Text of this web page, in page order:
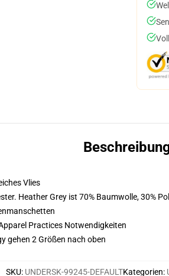
Vlies
Heather Grey ist 70% Baumwolle, 30%
Practices Notwendigkeiten
gehen 2 Größen nach oben
SKU: UNDERSK-99245-DEFAULTKategorien: